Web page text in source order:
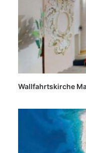
Wallfahrtskirche